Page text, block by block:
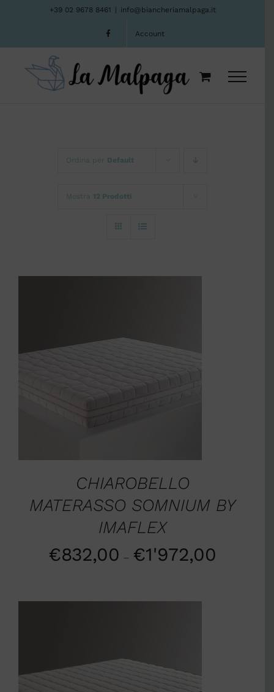
+39 02 9678 8461 info@biancheriamalpaga.it
Account
Ordina per Default
Mostra 12 Prodotti
CHIAROBELLO
MATERASSO SOMNIUM BY
IMAFLEX
€832,00 – €1'972,00